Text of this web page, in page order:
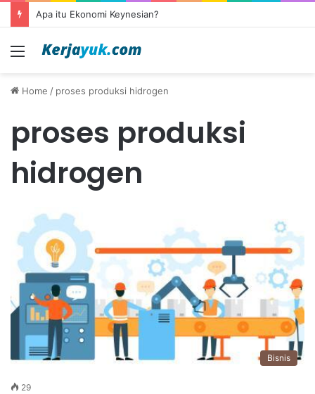
Apa itu Ekonomi Keynesian?
Menu
Home / proses produksi hidrogen
proses produksi
hidrogen
Bisnis
29